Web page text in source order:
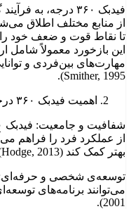
فیدبک ۳۶۰ درجه،
از منابع مختلف اطلاق
تا نقاط قوت و ضعف خود را
این بازخورد معمولاً شامل
Smither, 1995).
اهمیت فیدبک ۳۶۰ درجه
از عملکرد فرد را فراهم
بهتر کمک کند (Hodge, 2013).
توسعه‌ی شخصی و حرفه‌ای:
2001).